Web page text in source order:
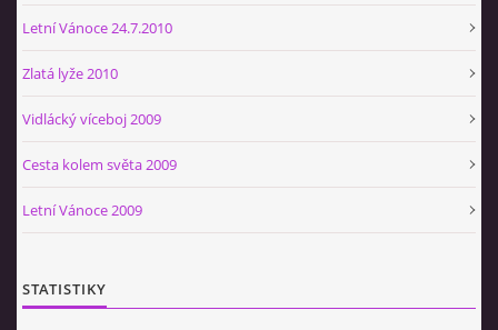
Letní Vánoce 24.7.2010
Zlatá lyže 2010
Vidlácký víceboj 2009
Cesta kolem světa 2009
Letní Vánoce 2009
STATISTIKY